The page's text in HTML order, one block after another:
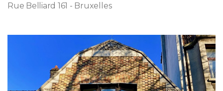
Rue Belliard 161 - Bruxelles